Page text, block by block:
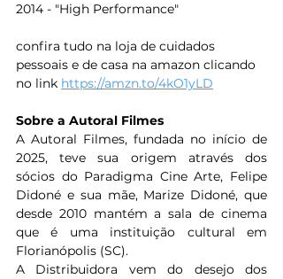
2014 - "High Performance"
confira tudo na loja de cuidados
pessoais e de casa na amazon clicando
no link https://amzn.to/4kO1yLD
Sobre a Autoral Filmes
A Autoral Filmes, fundada no início de
2025, teve sua origem através dos
sócios do Paradigma Cine Arte, Felipe
Didoné e sua mãe, Marize Didoné, que
desde 2010 mantém a sala de cinema
que é uma instituição cultural em
Florianópolis (SC).
A Distribuidora vem do desejo dos